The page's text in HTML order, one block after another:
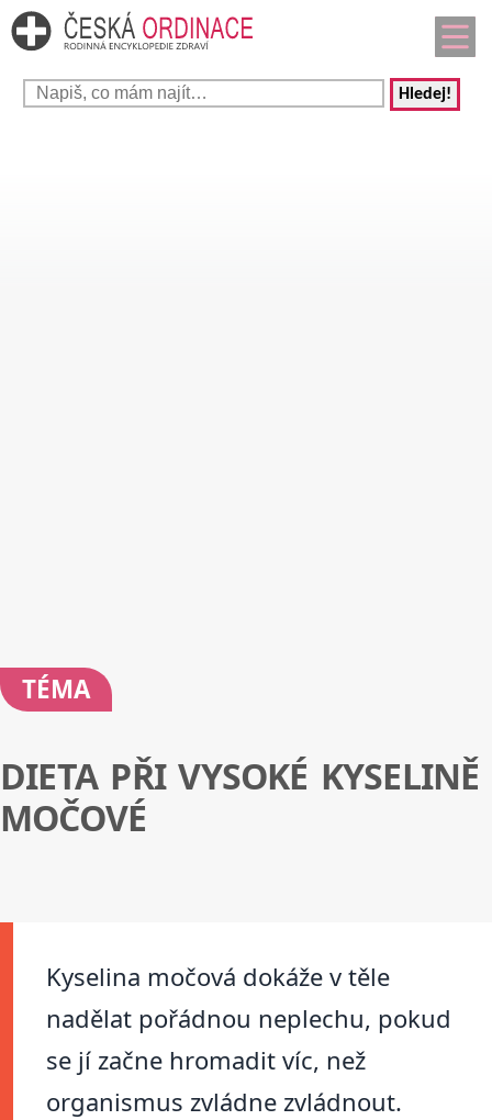
Hledej!
TÉMA
DIETA PŘI VYSOKÉ KYSELINĚ
MOČOVÉ
Kyselina močová dokáže v těle
nadělat pořádnou neplechu, pokud
se jí začne hromadit víc, než
organismus zvládne zvládnout.